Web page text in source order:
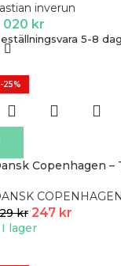
inverun
020 kr
5-8
-25%
Copenhagen –
COPENHAGEN
kr 247 kr
I lager